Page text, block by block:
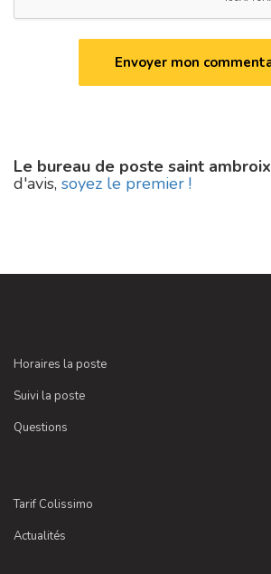
Le bureau de poste saint ambroix
d'avis, soyez le premier !
Horaires la poste
Suivi la poste
Questions
Tarif Colissimo
Actualités